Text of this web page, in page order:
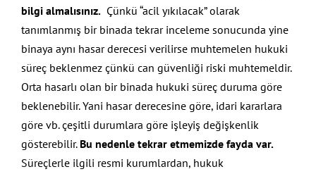
bilgi almalısınız.Çünkü “acil yıkılacak” olarak
tanımlanmış bir binada tekrar inceleme sonucunda yine
binaya aynı hasar derecesi verilirse muhtemelen hukuki
süreç beklenmez çünkü can güvenliği riski muhtemeldir.
Orta hasarlı olan bir binada hukuki süreç duruma göre
beklenebilir. Yani hasar derecesine göre, idari kararlara
göre vb. çeşitli durumlara göre işleyiş değişkenlik
gösterebilir. Bu nedenle tekrar etmemizde fayda var.
Süreçlerle ilgili resmi kurumlardan, hukuk